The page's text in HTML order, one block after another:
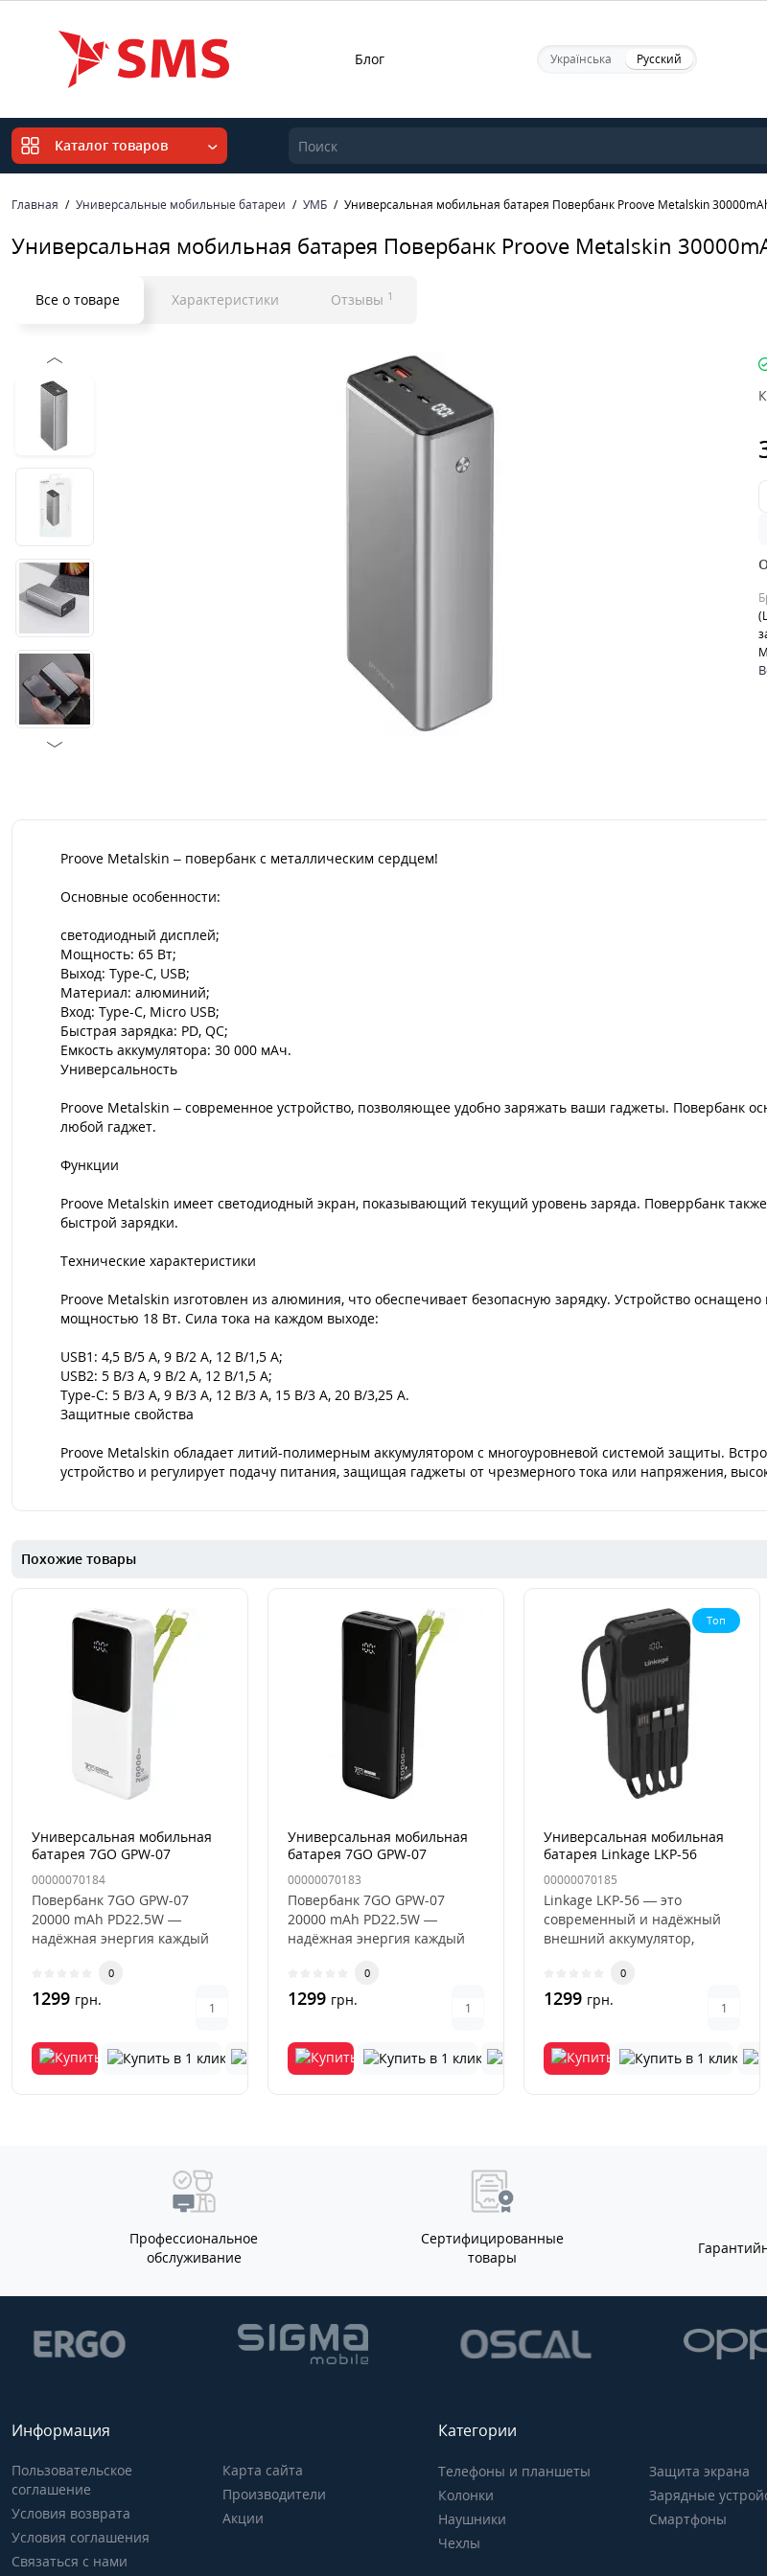
Блог Українська Русский
Каталог товаров
Главная Универсальные мобильные батареи УМБ Универсальная мобильная батарея Повербанк Proove Metalskin
Универсальная мобильная батарея Повербанк Proove Metalskin
Все о товаре Характеристики Отзывы 1
Proove Metalskin – повербанк с металлическим сердцем!
Основные особенности:
светодиодный дисплей;
Мощность: 65 Вт;
Выход: Type-C, USB;
Материал: алюминий;
Вход: Type-C, Micro USB;
Быстрая зарядка: PD, QC;
Емкость аккумулятора: 30 000 мАч.
Универсальность
Proove Metalskin – современное устройство, позволяющее удобно заряжать ваши гаджеты. Повербанк
любой гаджет.
Функции
Proove Metalskin имеет светодиодный экран, показывающий текущий уровень заряда. Поверрбанк
быстрой зарядки.
Технические характеристики
Proove Metalskin изготовлен из алюминия, что обеспечивает безопасную зарядку. Устройство
мощностью 18 Вт. Сила тока на каждом выходе:
USB1: 4,5 В/5 А, 9 В/2 А, 12 В/1,5 А;
USB2: 5 В/3 А, 9 В/2 А, 12 В/1,5 А;
Type-C: 5 В/3 А, 9 В/3 А, 12 В/3 А, 15 В/3 А, 20 В/3,25 А.
Защитные свойства
Proove Metalskin обладает литий-полимерным аккумулятором с многоуровневой системой защиты.
устройство и регулирует подачу питания, защищая гаджеты от чрезмерного тока или напряжения,
Похожие товары
Универсальная мобильная
батарея 7GO GPW-07
20000mAh PD22.5W Белый
00000070184
Повербанк 7GO GPW-07
20000 mAh PD22.5W —
надёжная энергия каждый
мощный и максим..
0
1299 грн.
Универсальная мобильная
батарея 7GO GPW-07
20000mAh PD22.5W черный
00000070183
Повербанк 7GO GPW-07
20000 mAh PD22.5W —
надёжная энергия каждый
мощный и максим..
0
1299 грн.
Топ
Универсальная мобильная
батарея Linkage LKP-56
20000mAh 22.5W Черный
00000070185
Linkage LKP-56 — это
современный и надёжный
внешний аккумулятор,
пользователей, которы..
0
1299 грн.
Профессиональное
обслуживание
Сертифицированные
товары
Информация
Пользовательское
соглашение
Условия возврата
Условия соглашения
Связаться с нами
Карта сайта
Производители
Акции
Категории
Телефоны и планшеты
Колонки
Наушники
Чехлы
Защита экрана
Зарядные
Смартфоны